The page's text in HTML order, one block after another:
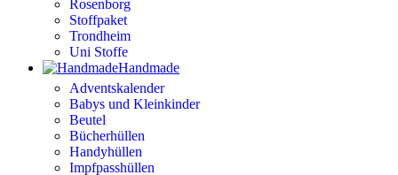
Rosenborg
Stoffpaket
Trondheim
Uni Stoffe
Handmade
Adventskalender
Babys und Kleinkinder
Beutel
Bücherhüllen
Handyhüllen
Impfpasshüllen